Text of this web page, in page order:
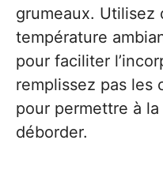
grumeaux. Utilisez
température
pour faciliter
remplissez pas les
pour permettre à
déborder.